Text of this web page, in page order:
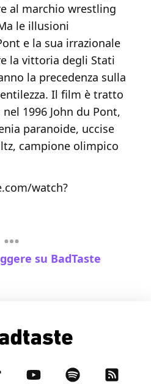
al marchio wrestling
le illusioni
e la sua irrazionale
la vittoria degli Stati
la precedenza sulla
Il film è tratto
1996 John du Pont,
paranoide, uccise
campione olimpico
watch?
su BadTaste